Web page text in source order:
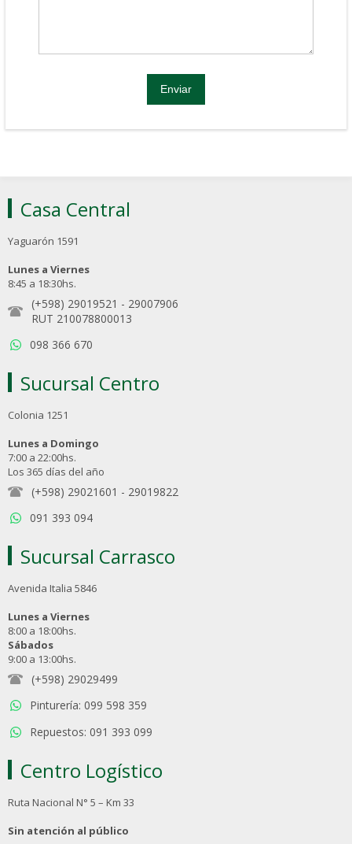
Casa Central
Yaguarón 1591
Lunes a Viernes
8:45 a 18:30hs.
(+598) 29019521 - 29007906
RUT 210078800013
098 366 670
Sucursal Centro
Colonia 1251
Lunes a Domingo
7:00 a 22:00hs.
Los 365 días del año
(+598) 29021601 - 29019822
091 393 094
Sucursal Carrasco
Avenida Italia 5846
Lunes a Viernes
8:00 a 18:00hs.
Sábados
9:00 a 13:00hs.
(+598) 29029499
Pinturería: 099 598 359
Repuestos: 091 393 099
Centro Logístico
Ruta Nacional N° 5 – Km 33
Sin atención al público